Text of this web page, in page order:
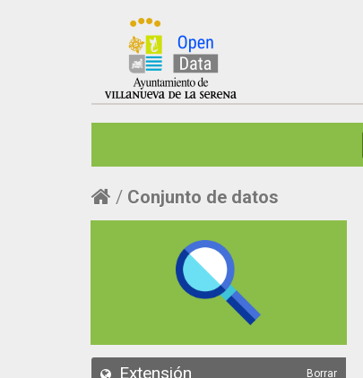
Conjunto de datos
Extensión Borrar